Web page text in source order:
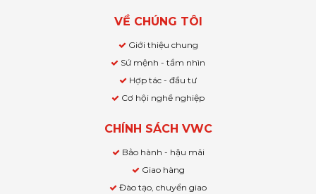
VỀ CHÚNG TÔI
Giới thiệu chung
Sứ mệnh - tầm nhìn
Hợp tác - đầu tư
Cơ hội nghề nghiệp
CHÍNH SÁCH VWC
Bảo hành - hậu mãi
Giao hàng
Đào tạo, chuyển giao